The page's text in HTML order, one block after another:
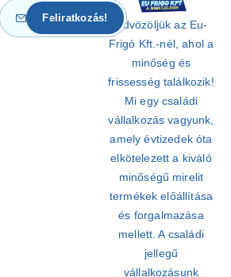
Üdvözöljük az Eu-
Frigó Kft.-nél, ahol a
minőség és
frissesség találkozik!
Mi egy családi
vállalkozás vagyunk,
amely évtizedek óta
elkötelezett a kiváló
minőségű mirelit
termékek előállítása
és forgalmazása
mellett. A családi
jellegű
vállalkozásunk